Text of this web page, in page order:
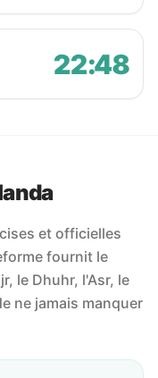
22:48
et officielles
fournit le
le Dhuhr, l'Asr, le
ne jamais manquer